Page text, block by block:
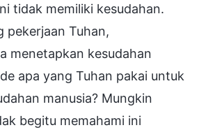
tidak memiliki kesudahan.
pekerjaan Tuhan,
menetapkan kesudahan
apa yang Tuhan pakai untuk
manusia? Mungkin
begitu memahami ini